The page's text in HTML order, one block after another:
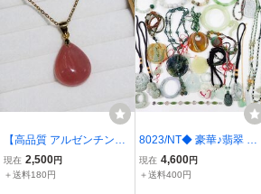
【高品質 アルゼンチン産
インカローズ ペンダン
ト】SV925バチカン ステ
現在 2,500円
＋送料180円
8023/NT◆ 豪華♪翡翠 ヒ
スイ 玉 瑪瑙 メノウ 緑石
天然石 その他/ 古美術 ア
現在 4,600円
＋送料400円